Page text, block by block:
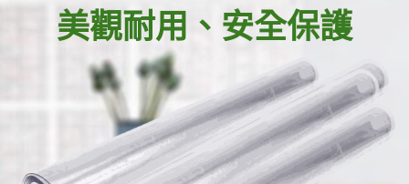
美觀耐用、安全保護